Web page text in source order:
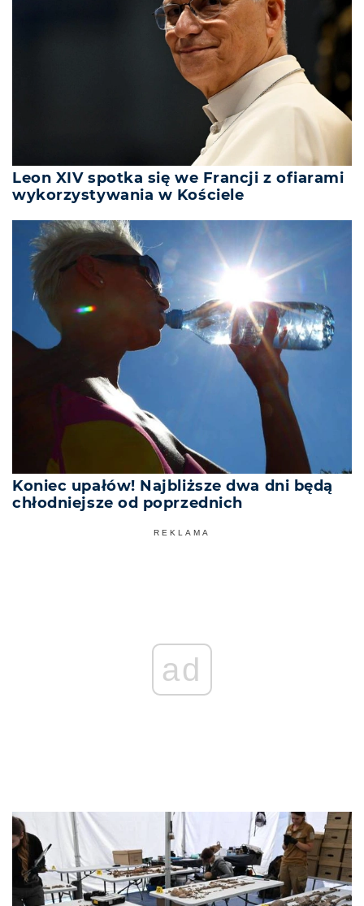
Leon XIV spotka się we Francji z ofiarami
wykorzystywania w Kościele
Koniec upałów! Najbliższe dwa dni będą
chłodniejsze od poprzednich
REKLAMA
ad